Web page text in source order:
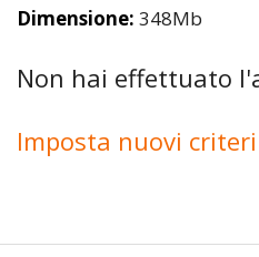
Dimensione: 348Mb
Non hai effettuato
Imposta nuovi